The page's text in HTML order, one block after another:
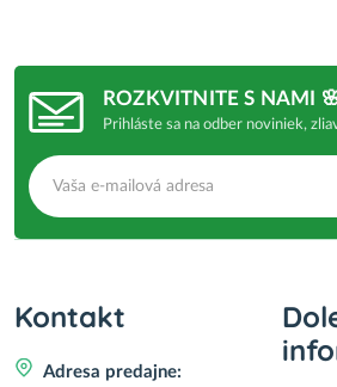
ROZKVITNITE S NAMI
Prihláste sa na odber noviniek,
Kontakt
Adresa predajne: